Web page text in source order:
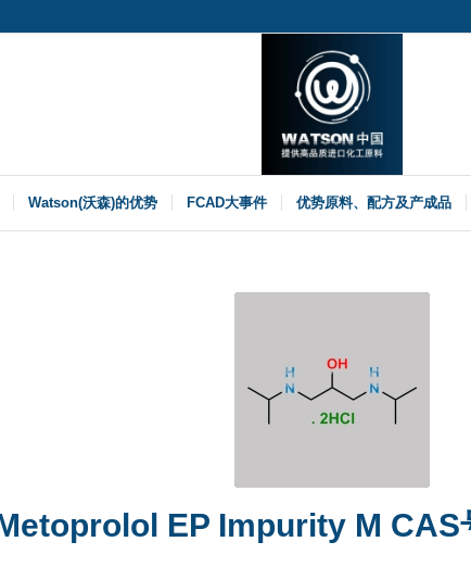
Watson(沃森)的优势 FCAD大事件 优势原料、配方及产成品
EP Impurity M CAS